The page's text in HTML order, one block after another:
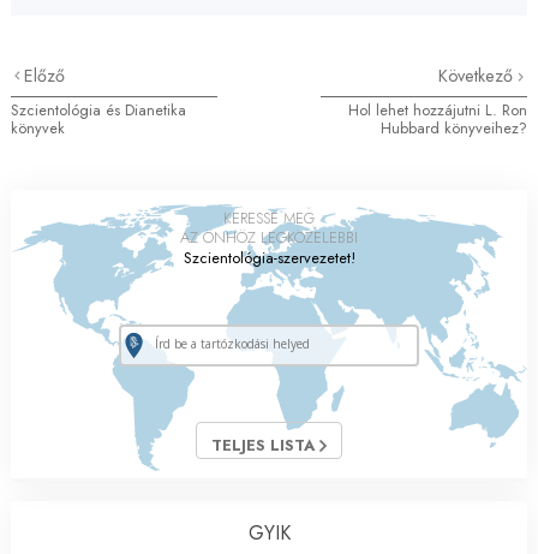
Előző
Szcientológia és Dianetika
könyvek
Következő
Hol lehet hozzájutni L. Ron
Hubbard könyveihez?
KERESSE MEG
AZ ÖNHÖZ LEGKÖZELEBBI
Szcientológia-szervezetet!
TELJES LISTA
GYIK